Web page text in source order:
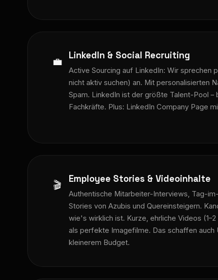
💼 LinkedIn & Social Recruiting
Active Sourcing auf LinkedIn: Wir sprechen
nicht aktiv suchen) an. Mit personalisierten
Spam. LinkedIn ist der größte Talent-Pool –
Fachkräfte. Plus: LinkedIn Company Page
🎬 Employee Stories & Videoinhalte
Authentische Mitarbeiter-Interviews, Tag-
Stories von Azubis und Quereinsteigern.
wie's wirklich ist. Kurze, ehrliche Videos
als perfekte Imagefilme. Das schaffen auch
kleinerem Budget.